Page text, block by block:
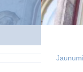
Jaunumi